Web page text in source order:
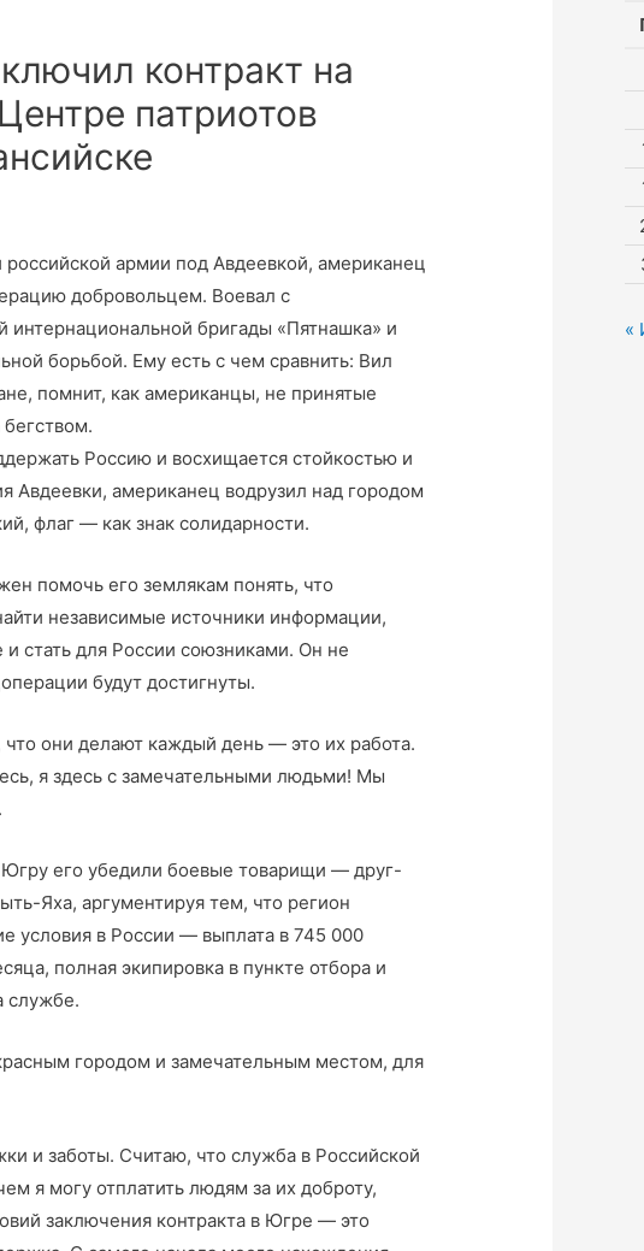
контракт на
патриотов
армии под Авдеевкой, американец
добровольцем. Воевал с
интернациональной бригады «Пятнашка» и
борьбой. Ему есть с чем сравнить: Вил
помнит, как американцы, не принятые
Россию и восхищается стойкостью и
Авдеевки, американец водрузил над городом
флаг — как знак солидарности.
помочь его землякам понять, что
независимые источники информации,
стать для России союзниками. Он не
будут достигнуты.
они делают каждый день — это их работа.
я здесь с замечательными людьми! Мы
его убедили боевые товарищи — друг-
Яха, аргументируя тем, что регион
условия в России — выплата в 745 000
полная экипировка в пункте отбора и
службе.
городом и замечательным местом, для
и заботы. Считаю, что служба в Российской
я могу отплатить людям за их доброту,
заключения контракта в Югре — это
«